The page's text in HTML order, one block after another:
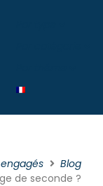
Blog
de seconde ?